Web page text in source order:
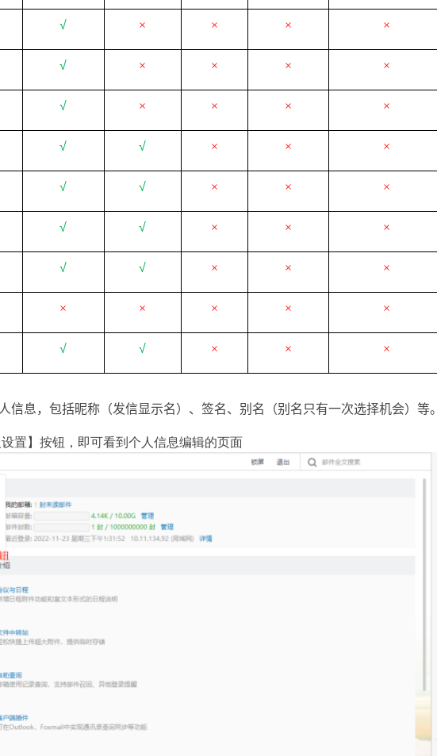
√ × × × ×
√ × × × ×
√ × × × ×
√ √ × × ×
√ √ × × ×
√ √ × × ×
√ √ × × ×
× × × × ×
√ √ × × ×
信息，包括昵称（发信显示名）、签名、别名（别名只有一次选择机会）等。
置】按钮，即可看到个人信息编辑的页面